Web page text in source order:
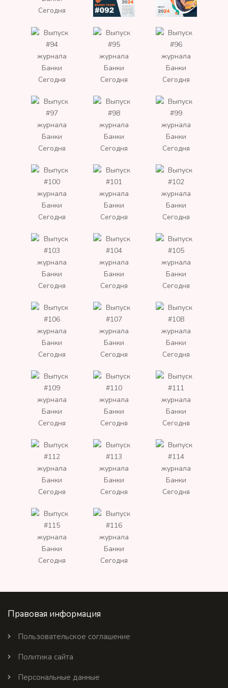
Правовая информация
Пользовательское соглашение
Политика сайта
Персональные данные